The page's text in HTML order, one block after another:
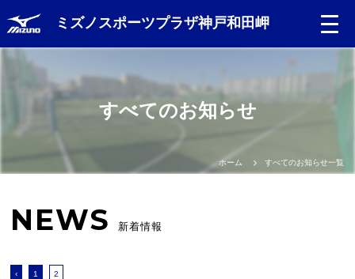
ミズノスポーツプラザ神戸和田岬
Language
日本語
すべてのお知らせ
ホーム すべてのお知らせ一覧
NEWS 新着情報
‹ 1 2